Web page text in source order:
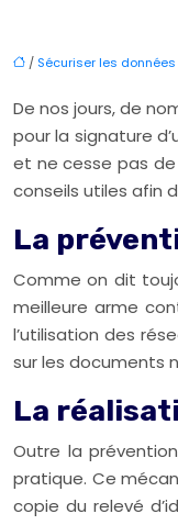
/ Sécuriser les données
De nos jours, de
pour la signature
et ne cesse pas
conseils utiles afin
La
Comme on dit
meilleure arme
l’utilisation des
sur les documents
La
Outre la
pratique. Ce
copie du relevé